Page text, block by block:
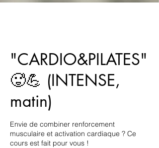
"CARDIO&PILATES"
🥵💪 (INTENSE,
matin)
Envie de combiner renforcement
musculaire et activation cardiaque ? Ce
cours est fait pour vous !